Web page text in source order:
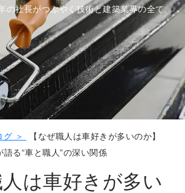
の社長がつぶやく技術と建築業界の全て
グ ＞
【なぜ職人は車好きが多いのか】
る“車と職人”の深い関係
人は車好きが多い